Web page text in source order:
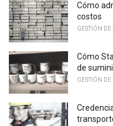
Cómo
costos
GESTIÓN
Cómo
de
GESTIÓN